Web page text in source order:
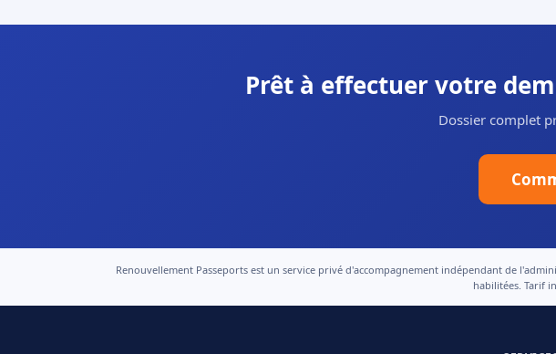
Prêt à effectuer votre
Dossier complet
Renouvellement Passeports est un service privé d'accompagnement indépendant de
habilitées. Tarif